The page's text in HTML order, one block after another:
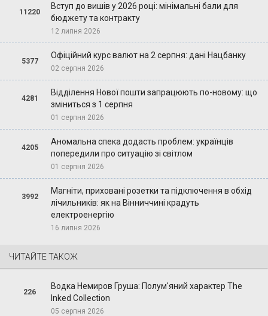
11220
Вступ до вишів у 2026 році: мінімальні бали для
бюджету та контракту
12 липня 2026
5377
Офіційний курс валют на 2 серпня: дані Нацбанку
02 серпня 2026
4281
Відділення Нової пошти запрацюють по-новому: що
зміниться з 1 серпня
01 серпня 2026
4205
Аномальна спека додасть проблем: українців
попередили про ситуацію зі світлом
01 серпня 2026
3992
Магніти, приховані розетки та підключення в обхід
лічильників: як на Вінниччині крадуть
електроенергію
16 липня 2026
ЧИТАЙТЕ ТАКОЖ
226
Водка Немиров Груша: Полум'яний характер The
Inked Collection
05 серпня 2026